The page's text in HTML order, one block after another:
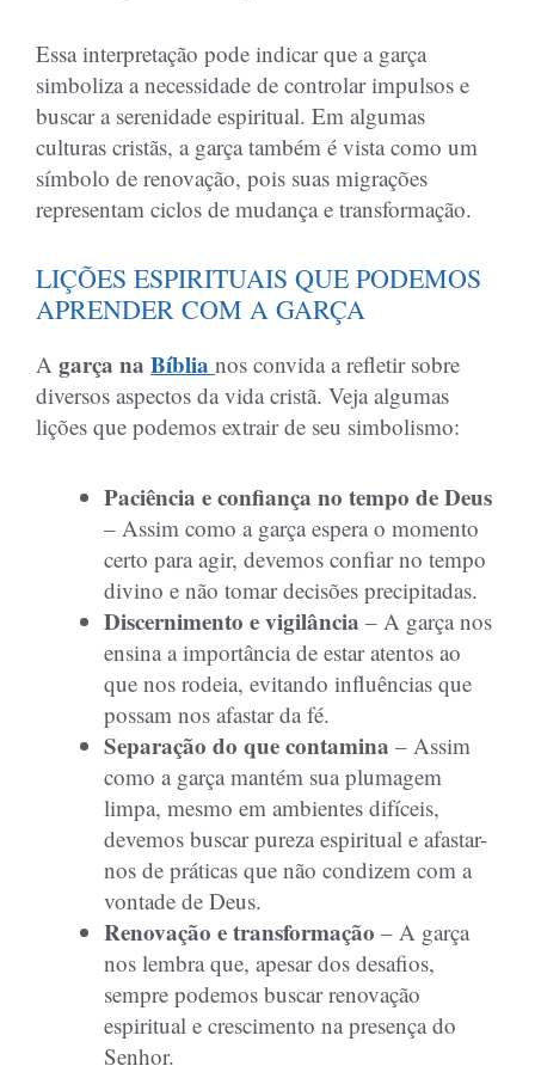
Essa interpretação pode indicar que a garça
simboliza a necessidade de controlar impulsos e
buscar a serenidade espiritual. Em algumas
culturas cristãs, a garça também é vista como um
símbolo de renovação, pois suas migrações
representam ciclos de mudança e transformação.
LIÇÕES ESPIRITUAIS QUE PODEMOS
APRENDER COM A GARÇA
A garça na Bíblia nos convida a refletir sobre
diversos aspectos da vida cristã. Veja algumas
lições que podemos extrair de seu simbolismo:
Paciência e confiança no tempo de Deus
– Assim como a garça espera o momento
certo para agir, devemos confiar no tempo
divino e não tomar decisões precipitadas.
Discernimento e vigilância – A garça nos
ensina a importância de estar atentos ao
que nos rodeia, evitando influências que
possam nos afastar da fé.
Separação do que contamina – Assim
como a garça mantém sua plumagem
limpa, mesmo em ambientes difíceis,
devemos buscar pureza espiritual e afastar-
nos de práticas que não condizem com a
vontade de Deus.
Renovação e transformação – A garça
nos lembra que, apesar dos desafios,
sempre podemos buscar renovação
espiritual e crescimento na presença do
Senhor.